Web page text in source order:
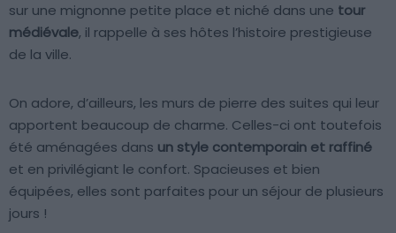
sur une mignonne petite place et niché dans une tour
médiévale, il rappelle à ses hôtes l’histoire prestigieuse
de la ville.
On adore, d’ailleurs, les murs de pierre des suites qui leur
apportent beaucoup de charme. Celles-ci ont toutefois
été aménagées dans un style contemporain et raffiné
et en privilégiant le confort. Spacieuses et bien
équipées, elles sont parfaites pour un séjour de plusieurs
jours !